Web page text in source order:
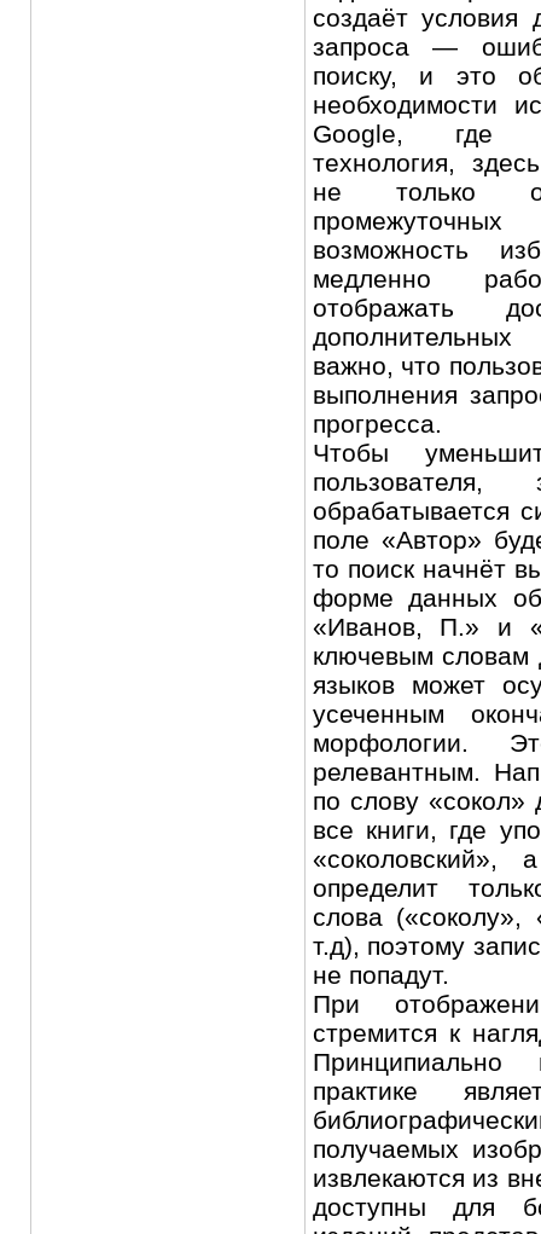
создаёт условия
запроса —
поиску, и это
необходимости
Google, где
технология,
не только
возможность
медленно
отображать
важно, что
выполнения
прогресса.
Чтобы
пользователя,
обрабатывается
поле «Автор»
то поиск начнёт
форме данных
«Иванов, П.» и
ключевым словам
языков может
усеченным
морфологии.
релевантным.
по слову «сокол»
все книги, где
«соколовский»,
определит
слова («соколу»,
т.д), поэтому
не попадут.
При
стремится к
практике
получаемых
извлекаются из
доступны для